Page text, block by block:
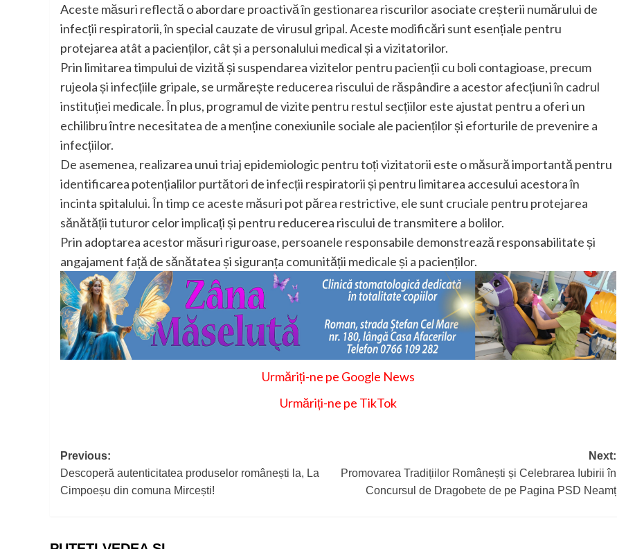
Aceste măsuri reflectă o abordare proactivă în gestionarea riscurilor asociate creșterii numărului de
infecții respiratorii, în special cauzate de virusul gripal. Aceste modificări sunt esențiale pentru
protejarea atât a pacienților, cât și a personalului medical și a vizitatorilor.
Prin limitarea timpului de vizită și suspendarea vizitelor pentru pacienții cu boli contagioase, precum
rujeola și infecțiile gripale, se urmărește reducerea riscului de răspândire a acestor afecțiuni în cadrul
instituției medicale. În plus, programul de vizite pentru restul secțiilor este ajustat pentru a oferi un
echilibru între necesitatea de a menține conexiunile sociale ale pacienților și eforturile de prevenire a
infecțiilor.
De asemenea, realizarea unui triaj epidemiologic pentru toți vizitatorii este o măsură importantă pentru
identificarea potențialilor purtători de infecții respiratorii și pentru limitarea accesului acestora în
incinta spitalului. În timp ce aceste măsuri pot părea restrictive, ele sunt cruciale pentru protejarea
sănătății tuturor celor implicați și pentru reducerea riscului de transmitere a bolilor.
Prin adoptarea acestor măsuri riguroase, persoanele responsabile demonstrează responsabilitate și
angajament față de sănătatea și siguranța comunității medicale și a pacienților.
Urmăriți-ne pe Google News
Urmăriți-ne pe TikTok
Post
navigation
Previous:
Descoperă autenticitatea produselor românești la, La
Cimpoeșu din comuna Mircești!
Next:
Promovarea Tradițiilor Românești și Celebrarea Iubirii în
Concursul de Dragobete de pe Pagina PSD Neamț